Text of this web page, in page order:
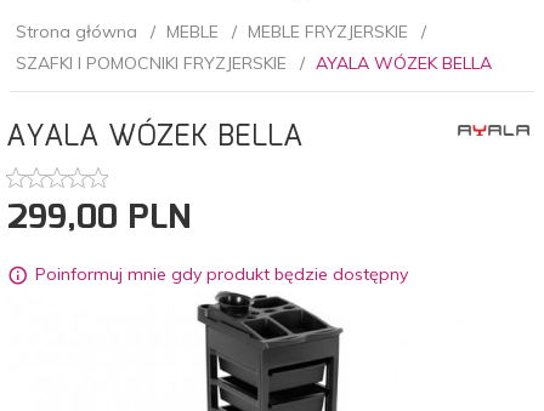
Strona główna MEBLE
MEBLE FRYZJERSKIE
SZAFKI I POMOCNIKI FRYZJERSKIE
AYALA WÓZEK BELLA
AYALA WÓZEK BELLA
299,00 PLN
Poinformuj mnie gdy produkt będzie dostępny